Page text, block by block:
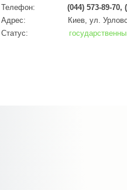
Телефон:
(044) 573-89-70,
Адрес:
Киев, ул.
Статус: